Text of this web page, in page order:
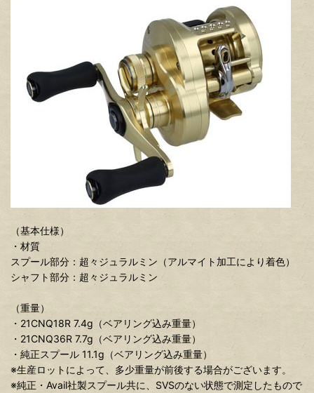
（基本仕様）
・材質
スプール部分：超々ジュラルミン（アルマイト加工により着色）
シャフト部分：超々ジュラルミン
（重量）
・21CNQ18R 7.4g（ベアリング込み重量）
・21CNQ36R 7.7g（ベアリング込み重量）
・純正スプール 11.1g（ベアリング込み重量）
※生産ロットによって、多少重量が前後する場合がございます。
※純正・Avail社製スプール共に、SVSのない状態で測定したもので